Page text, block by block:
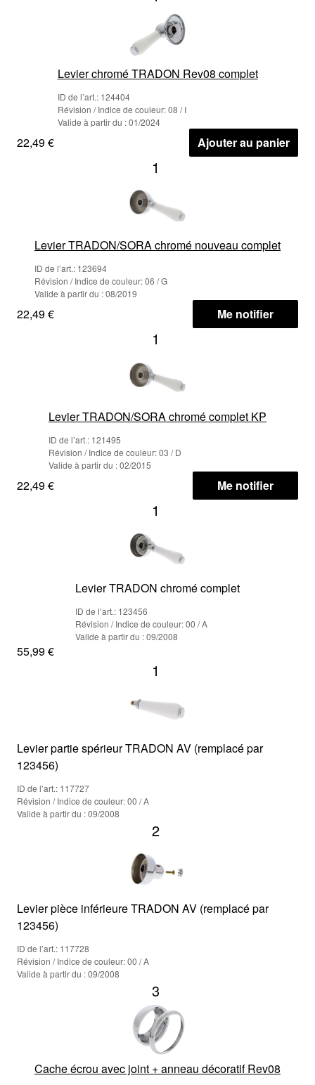
Levier chromé TRADON Rev08 complet
ID de l’art.: 124404
Révision / Indice de couleur: 08 / I
Valide à partir du : 01/2024
22,49 € Ajouter au panier
1
Levier TRADON/SORA chromé nouveau complet
ID de l’art.: 123694
Révision / Indice de couleur: 06 / G
Valide à partir du : 08/2019
22,49 € Me notifier
1
Levier TRADON/SORA chromé complet KP
ID de l’art.: 121495
Révision / Indice de couleur: 03 / D
Valide à partir du : 02/2015
22,49 € Me notifier
1
Levier TRADON chromé complet
ID de l’art.: 123456
Révision / Indice de couleur: 00 / A
Valide à partir du : 09/2008
55,99 €
1
Levier partie spérieur TRADON AV (remplacé par
123456)
ID de l’art.: 117727
Révision / Indice de couleur: 00 / A
Valide à partir du : 09/2008
2
Levier pièce inférieure TRADON AV (remplacé par
123456)
ID de l’art.: 117728
Révision / Indice de couleur: 00 / A
Valide à partir du : 09/2008
3
Cache écrou avec joint + anneau décoratif Rev08